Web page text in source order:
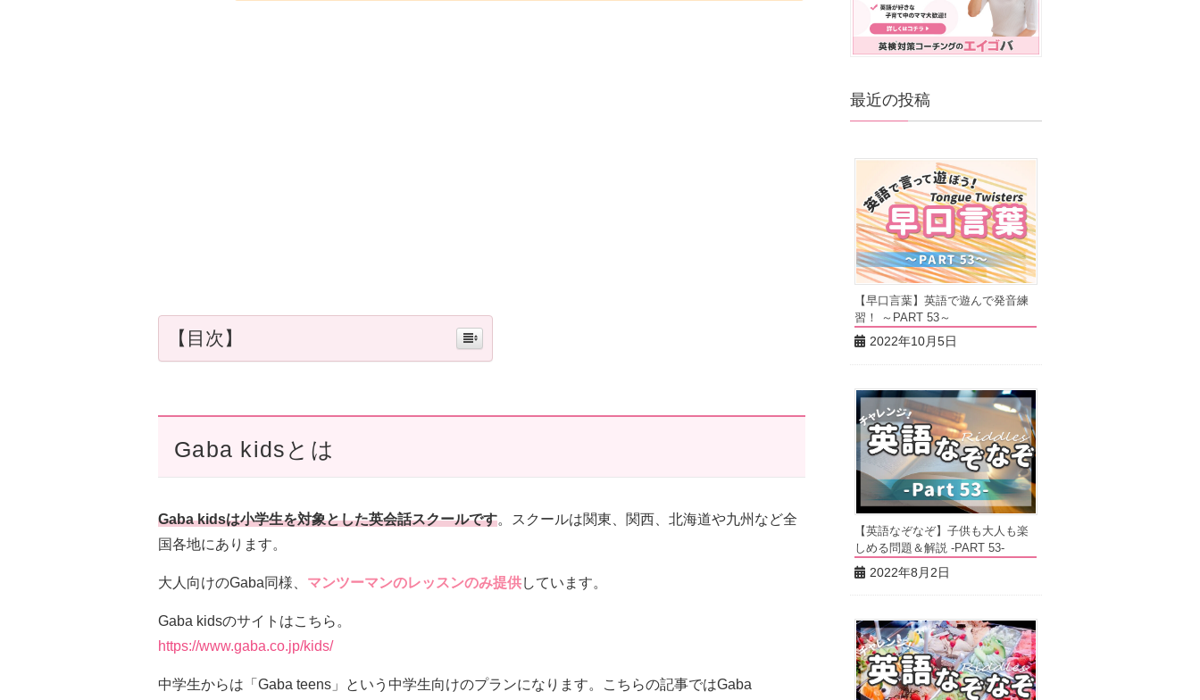
【目次】
Gaba kidsとは
Gaba kidsは小学生を対象とした英会話スクールです。スクールは関東、関西、北海道や九州など全
国各地にあります。
大人向けのGaba同様、 マンツーマンのレッスンのみ提供しています。
Gaba kidsのサイトはこちら。
https://www.gaba.co.jp/kids/
中学生からは「Gaba teens」という中学生向けのプランになります。こちらの記事ではGaba
最近の投稿
【早口言葉】英語で遊んで発音練
習！ ～PART 53～
2022年10月5日
【英語なぞなぞ】子供も大人も楽
しめる問題＆解説 -PART 53-
2022年8月2日